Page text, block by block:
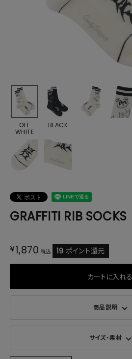
OFF
WHITE
BLACK
GRAFFITI RIB SOCKS
¥1,870 税込 19 ポイント還元
カートに入れる
商品説明
サイズ・素材